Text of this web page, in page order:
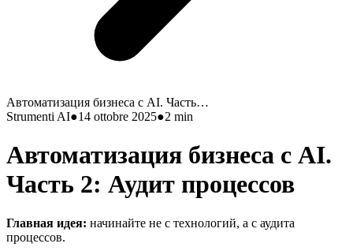
Автоматизация бизнеса с AI. Часть…
Strumenti AI●14 ottobre 2025●2 min
Автоматизация бизнеса с AI.
Часть 2: Аудит процессов
Главная идея: начинайте не с технологий, а с аудита
процессов.